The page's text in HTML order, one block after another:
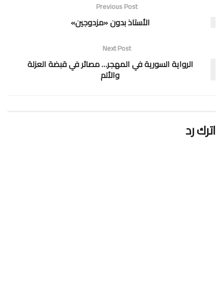
Previous Post
الأستاذ بدون «مزدوجين»
Next Post
الرواية السورية في المهجر… مصائر في قبضة العزلة
والألم
اترك رد